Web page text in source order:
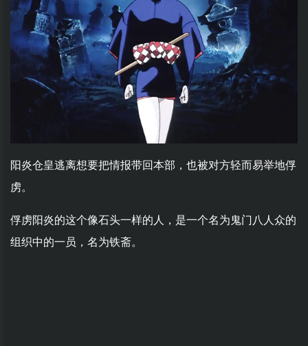
阳炎仓皇逃离想要把情报带回本部，也被对方轻而易举地俘
虏。
俘虏阳炎的这个像石头一样的人，是一个名为鬼门八人众的
组织中的一员，名为铁斋。